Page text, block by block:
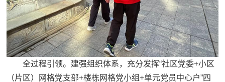
全过程引领。建强组织体系，充分发挥“社区党委+小区
（片区）网格党支部+楼栋网格党小组+单元党员中心户”四